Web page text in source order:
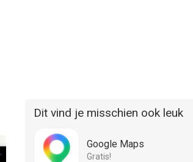
Dit vind je misschien ook leuk
Google Maps
Gratis!